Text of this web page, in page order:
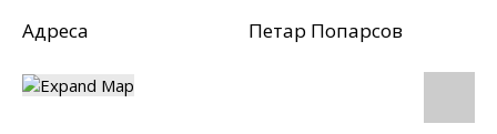
Адреса Петар Попарсов